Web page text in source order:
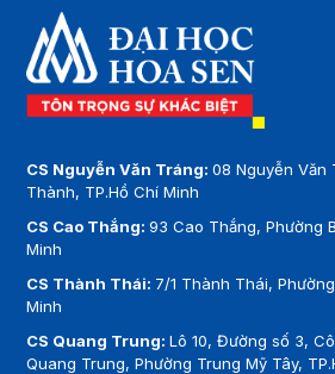
CS Nguyễn Văn Tráng:08 Nguyễn Văn
Thành, TP.Hồ Chí Minh
CS Cao Thắng:93 Cao Thắng, Phường
Minh
CS Thành Thái: 7/1 Thành Thái,
Minh
CS Quang Trung:Lô 10, Đường số 3,
Quang Trung, Phường Trung Mỹ Tây,